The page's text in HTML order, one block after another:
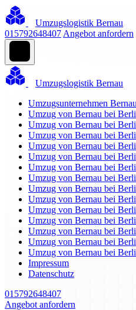
Umzugslogistik Bernau
015792648407 Angebot anfordern
Umzugslogistik Bernau
Umzugsunternehmen
Umzug von Bernau bei
Umzug von Bernau bei
Umzug von Bernau bei
Umzug von Bernau bei
Umzug von Bernau bei
Umzug von Bernau bei
Umzug von Bernau bei
Umzug von Bernau bei
Umzug von Bernau bei
Umzug von Bernau bei
Umzug von Bernau bei
Umzug von Bernau bei
Umzug von Bernau bei
Umzug von Bernau bei
Impressum
Datenschutz
015792648407
Angebot anfordern